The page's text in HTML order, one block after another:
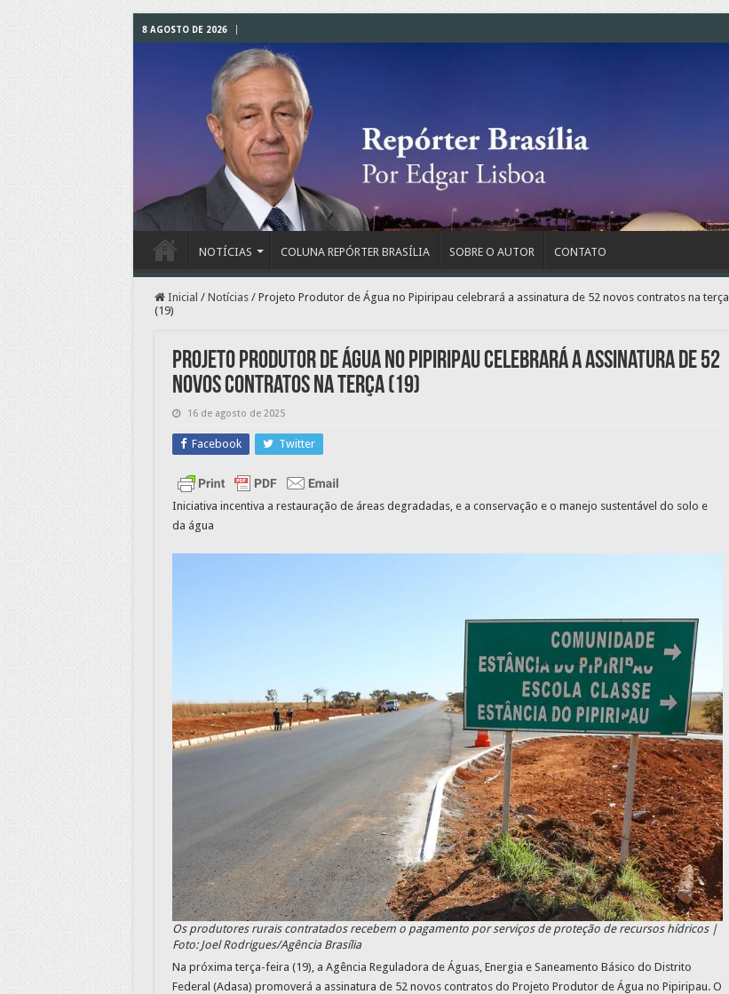
8 AGOSTO DE 2026
NOTÍCIAS COLUNA REPÓRTER BRASÍLIA SOBRE O AUTOR CONTATO
Inicial / Notícias / Projeto Produtor de Água no Pipiripau celebrará a assinatura de 52 novos contratos na terça
(19)
Projeto Produtor de Água no Pipiripau celebrará a assinatura de 52
novos contratos na terça (19)
16 de agosto de 2025
Facebook Twitter
Iniciativa incentiva a restauração de áreas degradadas, e a conservação e o manejo sustentável do solo e
da água
Os produtores rurais contratados recebem o pagamento por serviços de proteção de recursos hídricos |
Foto: Joel Rodrigues/Agência Brasília
Na próxima terça-feira (19), a Agência Reguladora de Águas, Energia e Saneamento Básico do Distrito
Federal (Adasa) promoverá a assinatura de 52 novos contratos do Projeto Produtor de Água no Pipiripau. O